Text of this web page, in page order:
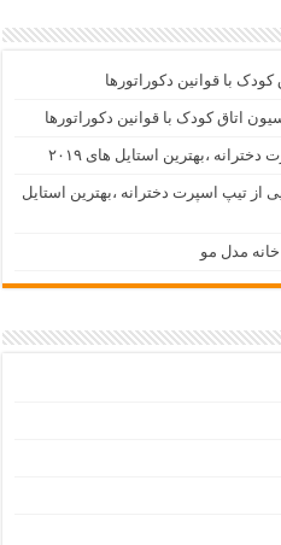
با قوانین دکوراتورها
اتاق کودک با قوانین دکوراتورها
،بهترین استایل های ۲۰۱۹
از تیپ اسپرت دخترانه ،بهترین استایل
مدل مو